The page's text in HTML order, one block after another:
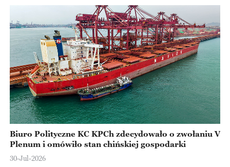
Biuro Polityczne KC KPCh zdecydowało o zwołaniu V
Plenum i omówiło stan chińskiej gospodarki
30-Jul-2026